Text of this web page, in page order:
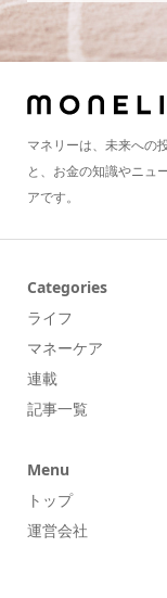
マネリーは、未来への
と、お金の知識やニュ
アです。
Categories
ライフ
マネーケア
連載
記事一覧
Menu
トップ
運営会社